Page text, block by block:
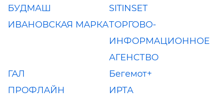
БУДМАШ
SITINSET
ИВАНОВСКАЯ МАРКАТОРГОВО-
ИНФОРМАЦИОННОЕ
АГЕНСТВО
ГАЛ
Бегемот+
ПРОФЛАЙН
ИРТА